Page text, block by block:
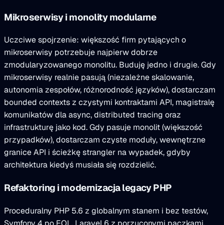
Mikroserwisy i monolity modularne
Uczciwe spojrzenie: większość firm pytających o
mikroserwisy potrzebuje najpierw dobrze
zmodularyzowanego monolitu. Buduję jedno i drugie. Gdy
mikroserwisy realnie pasują (niezależne skalowanie,
autonomia zespołów, różnorodność języków), dostarczam
bounded contexts z czystymi kontraktami API, magistralę
komunikatów dla async, distributed tracing oraz
infrastrukturę jako kod. Gdy pasuje monolit (większość
przypadków), dostarczam czyste moduły, wewnętrzne
granice API i ścieżkę strangler na wypadek, gdyby
architektura kiedyś musiała się rozdzielić.
Refaktoring i modernizacja legacy PHP
Proceduralny PHP 5.6 z globalnym stanem i bez testów,